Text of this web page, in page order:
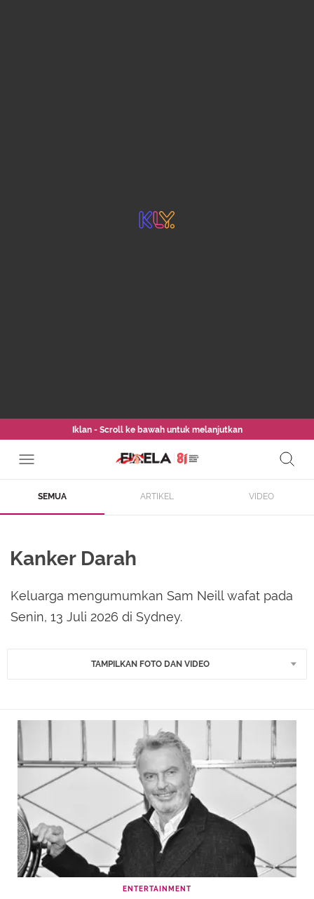
Iklan - Scroll ke bawah untuk melanjutkan
SEMUA ARTIKEL VIDEO
Kanker Darah
Keluarga mengumumkan Sam Neill wafat pada
Senin, 13 Juli 2026 di Sydney.
TAMPILKAN FOTO DAN VIDEO
ENTERTAINMENT